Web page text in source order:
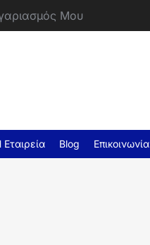
Μου
Εταιρεία Blog Επικοινωνία